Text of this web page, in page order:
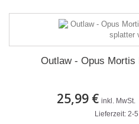
Outlaw - Opus Mortis
25,99 € inkl. MwSt.
Lieferzeit: 2-